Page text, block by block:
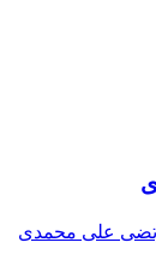
علی محمدی